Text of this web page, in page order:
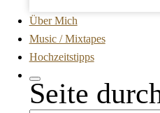
Über Mich
Music / Mixtapes
Hochzeitstipps
Seite